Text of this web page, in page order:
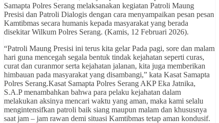
Samapta Polres Serang melaksanakan kegiatan Patroli Maung
Presisi dan Patroli Dialogis dengan cara menyampaikan pesan pesan
Kamtibmas secara humanis kepada masyarakat yang berada
disekitar Wilkum Polres Serang. (Kamis, 12 Februari 2026).
“Patroli Maung Presisi ini terus kita gelar Pada pagi, sore dan malam
hari guna mencegah segala bentuk tindak kejahatan seperti curas,
curat dan curanmor serta kejahatan jalanan, kita juga memberikan
himbauan pada masyarakat yang disambangi,” kata Kasat Samapta
Polres Serang.Kasat Samapta Polres Serang AKP Eka Jatnika,
S.A.P menambahkan bahwa para pelaku kejahatan dalam
melakukan aksinya mencari waktu yang aman, maka kami selalu
mengintensifkan patroli baik siang maupun malam dan khususnya
saat jam – jam rawan demi situasi Kamtibmas tetap aman kondusif.